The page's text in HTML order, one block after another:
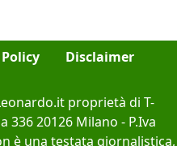
Disclaimer
proprietà di T-
336 20126 Milano - P.Iva
è una testata giornalistica,